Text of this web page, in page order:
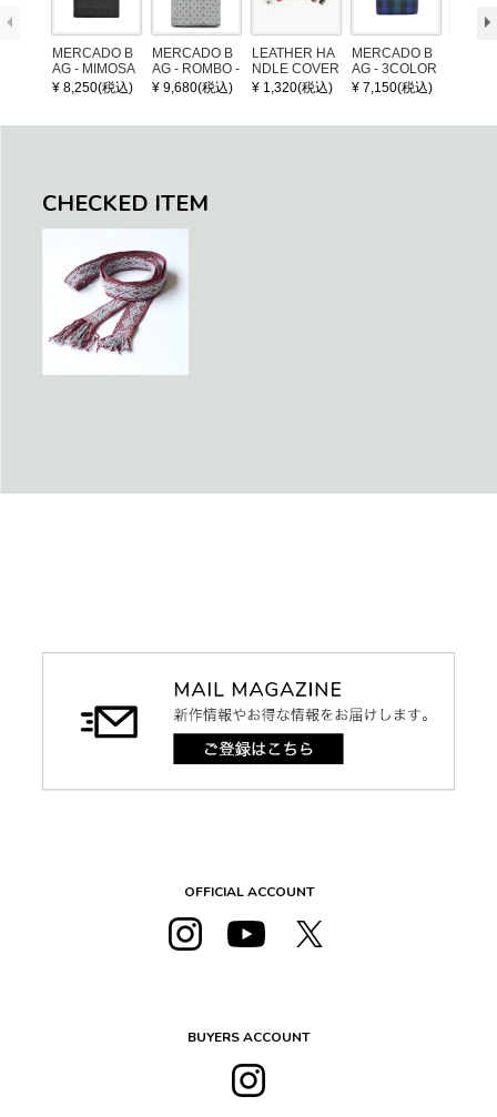
MERCADO B
AG - MIMOSA
- Black (SHOR
T S)
¥ 8,250(税込)
MERCADO B
AG - ROMBO -
LONG HANDL
E - Silver / Whi
¥ 9,680(税込)
LEATHER HA
NDLE COVER
¥ 1,320(税込)
MERCADO B
AG - 3COLOR
S CHECK - Bl
ack / Dark Gre
¥ 7,150(税込)
CHECKED ITEM
OFFICIAL ACCOUNT
BUYERS ACCOUNT